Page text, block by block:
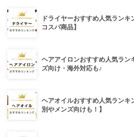
ドライヤーおすすめ人気ランキ
コスパ商品】
ヘアアイロンおすすめ人気ラン
ズ向け・海外対応も♪
ヘアオイルおすすめ人気ランキ
別やメンズ向けも！】